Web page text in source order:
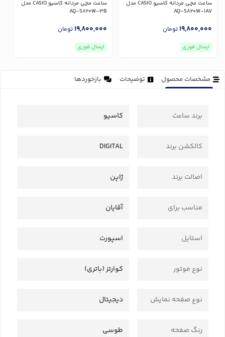
ساعت مچی مردانه کاسیو CASIO مدل
AQ-S820W-1AV
19,800,000تومان
ارسال فوری
ساعت مچی مردانه کاسیو CASIO مدل
AQ-S820W-3B
19,800,000تومان
ارسال فوری
مشخصات محصول توضیحات بازخوردها
برند ساعت کاسیو
کالکشن برند DIGITAL
اصالت برند ژاپن
مناسب برای آقایان
استایل اسپورت
نوع موتور کوارتز (باتری)
نوع صفحه نمایش دیجیتال
رنگ صفحه طوسی